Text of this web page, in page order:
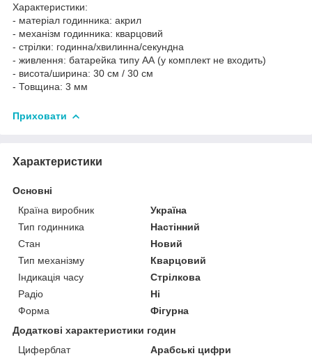
Характеристики:
- матеріал годинника: акрил
- механізм годинника: кварцовий
- стрілки: годинна/хвилинна/секундна
- живлення: батарейка типу АА (у комплект не входить)
- висота/ширина: 30 см / 30 см
- Товщина: 3 мм
Приховати
Характеристики
Основні
Країна виробник
Україна
Тип годинника
Настінний
Стан
Новий
Тип механізму
Кварцовий
Індикація часу
Стрілкова
Радіо
Ні
Форма
Фігурна
Додаткові характеристики годин
Циферблат
Арабські цифри